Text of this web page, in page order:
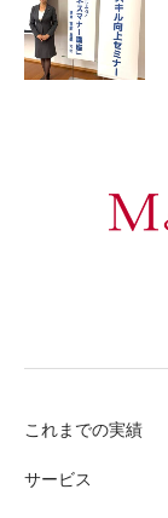
これまでの実績
サービス